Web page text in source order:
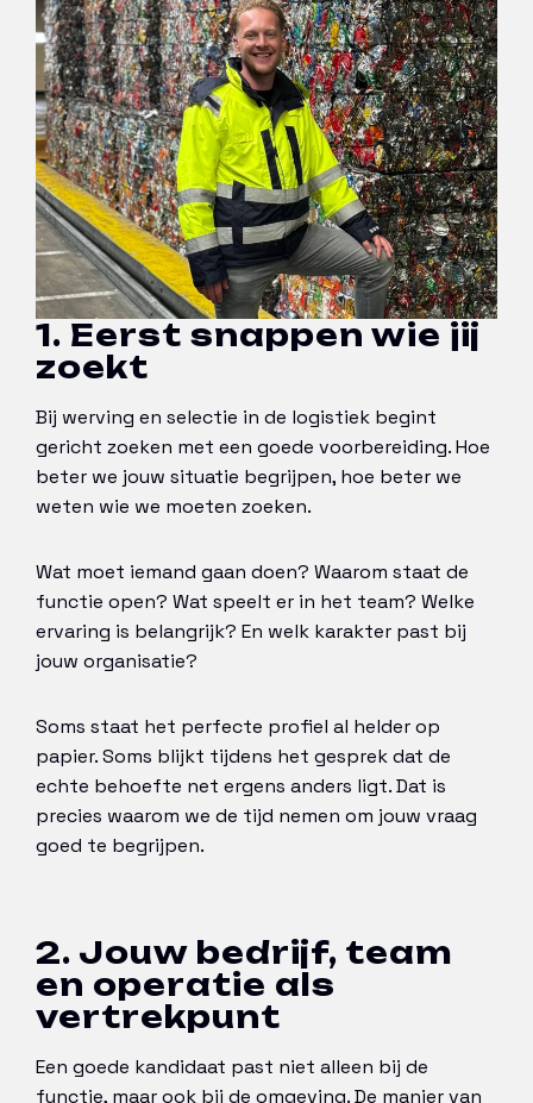
1. Eerst snappen wie jij
zoekt
Bij werving en selectie in de logistiek begint
gericht zoeken met een goede voorbereiding. Hoe
beter we jouw situatie begrijpen, hoe beter we
weten wie we moeten zoeken.
Wat moet iemand gaan doen? Waarom staat de
functie open? Wat speelt er in het team? Welke
ervaring is belangrijk? En welk karakter past bij
jouw organisatie?
Soms staat het perfecte profiel al helder op
papier. Soms blijkt tijdens het gesprek dat de
echte behoefte net ergens anders ligt. Dat is
precies waarom we de tijd nemen om jouw vraag
goed te begrijpen.
2. Jouw bedrijf, team
en operatie als
vertrekpunt
Een goede kandidaat past niet alleen bij de
functie, maar ook bij de omgeving. De manier van